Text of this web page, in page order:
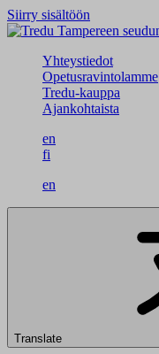
Siirry sisältöön
Yhteystiedot
Opetusravintolamme
Tredu-kauppa
Ajankohtaista
en
fi
en
Translate